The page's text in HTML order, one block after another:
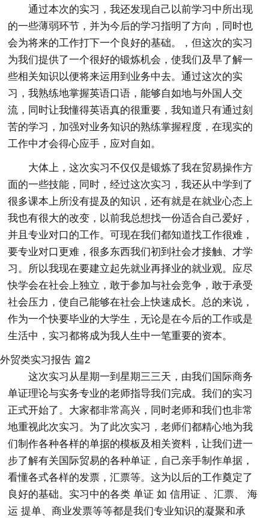
通过本次的实习，我还发现自己以前学习中所出现
的一些薄弱环节，并为今后的学习指明了方向，同时也
会为将来的工作打下一个良好的基础。，但这次的实习
为我们提供了一个很好的锻炼机会，使我们及早了解一
些相关知识以便将来运用到业务中去。通过这次的实
习，我熟练地掌握英语口语，能够自如地与外国人交
流，同时让我懂得英语真的很重要，我知道只有通过刻
苦的学习，加强对业务知识的熟练掌握程度，在现实的
工作中才会得心应手，应对自如。
大体上，这次实习不仅仅是锻炼了我在贸易操作方
面的一些技能，同时，经过这次实习，我还从中学到了
很多课本上所没有提及的知识，还有就是在就业心态上
我也有很大的改变，以前我总想找一份适合自己爱好，
并且专业对口的工作。可现在我们都知道找工作很难，
要专业对口更难，很多东西我们初到社会才接触、才学
习。所以我现在要建立起先就业再择业的就业观。应尽
快学会在社会上独立，敢于参加与社会竞争，敢于承受
社会压力，使自己能够在社会上快速成长。总的来说，
作为一个快要毕业的大学生，无论是在今后的工作或是
生活中，实习都将成为我人生中一笔重要的资本。
外贸类实习报告 篇2
这次实习从星期一到星期三三天，由我们国际商务
单证理论与实务专业的老师指导我们完成。我们的实习
正式开始了。大家都非常高兴，同时老师和我们也非常
地重视此次实习。为了此次实习，老师们都精心地为我
们制作各种各样的单据的模板及相关资料，让我们进一
步了解有关国际贸易的各种单证，自己亲手制作单据，
看懂各式各样的发票，汇票等。这为以后的工作奠定了
良好的基础。实习中的各类 单证 如 信用证 、汇票、 海
运 提单、商业发票等等都是我们专业知识的凝聚和承